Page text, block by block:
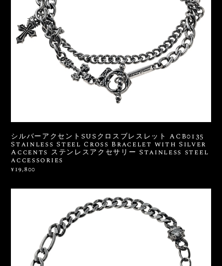
シルバーアクセントSUSクロスブレスレット ACB0135
Stainless Steel Cross Bracelet with Silver
Accents ステンレスアクセサリー Stainless steel
accessories
¥19,800